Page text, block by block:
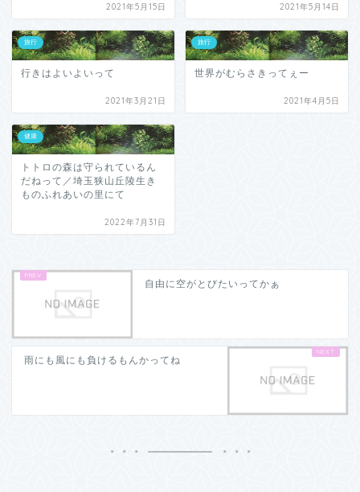
2021年5月15日 2021年5月14日
旅行
行きはよいよいって
2021年3月21日
旅行
世界がむらさきってぇー
2021年4月5日
健康
トトロの森は守られているん
だねって／埼玉狭山丘陵生き
ものふれあいの里にて
2022年7月31日
自由に空がとびたいってかぁ
雨にも風にも負けるもんかってね